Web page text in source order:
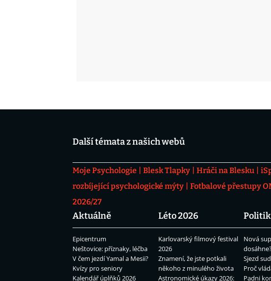
Další témata z našich webů
Moje Psychologie Blesk Tlapky Hráči na Blesku
rozbíjející psychologické mýty
Fotbalové přestupy
2026/27
Aktuálně
Epicentrum
Neštovice: příznaky, léčba
V čem jezdí Yamal a Mesii?
Kvízy pro seniory
Kalendář úplňků 2026
Léto 2026
Karlovarský filmový festival
2026
Znamení, že jste potkali
někoho z minulého života
Astronomické úkazy 2026:
Nová
Sjezd
Proč
Padni